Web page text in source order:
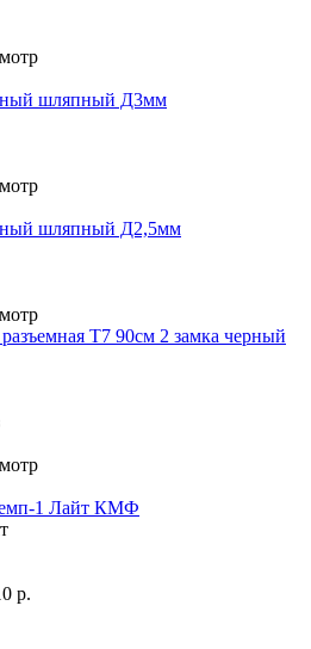
шляпный Д3мм
шляпный Д2,5мм
Т7 90см 2 замка черный
1 Лайт КМФ
р.